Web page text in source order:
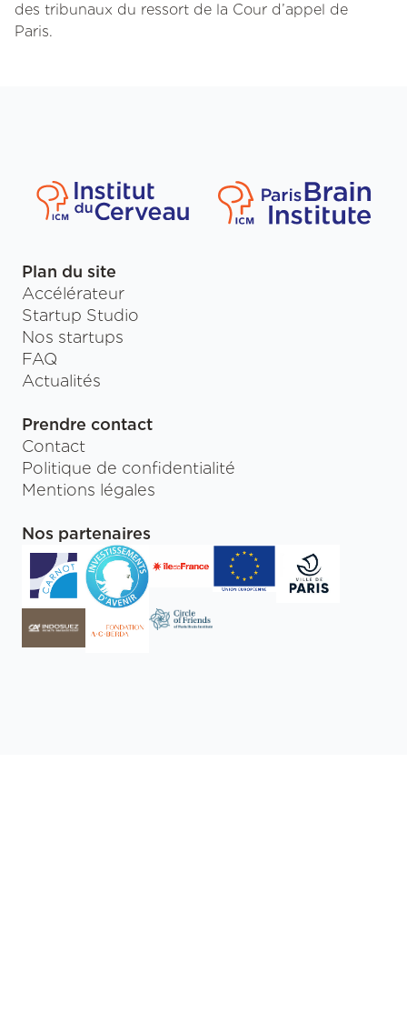
des tribunaux du ressort de la Cour d’appel de
Paris.
Plan du site
Accélérateur
Startup Studio
Nos startups
FAQ
Actualités
Prendre contact
Contact
Politique de confidentialité
Mentions légales
Nos partenaires